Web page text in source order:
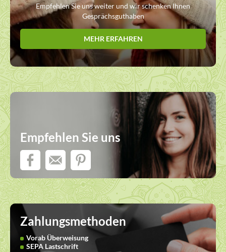
Empfehlen Sie uns weiter und wir schenken Ihnen
Gesprächsguthaben
MEHR ERFAHREN
Empfehlen Sie uns
Zahlungsmethoden
Vorab Überweisung
SEPA Lastschrift